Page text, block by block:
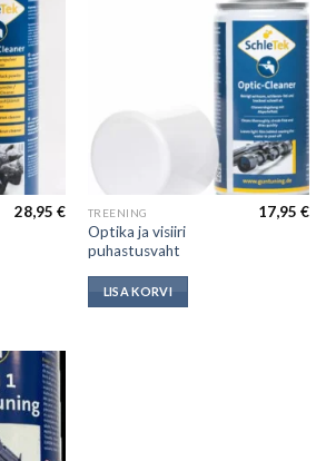
28,95€ TREENING
Optika ja visiiri
puhastusvaht
17,95€
LISA KORVI